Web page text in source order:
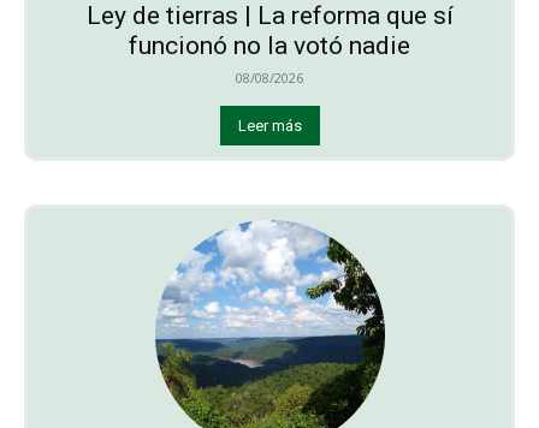
Ley de tierras | La reforma que sí
funcionó no la votó nadie
08/08/2026
Leer más